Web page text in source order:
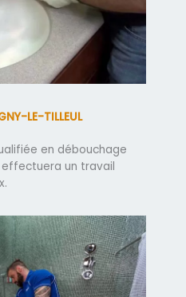
LE-TILLEUL
en débouchage
effectuera un travail